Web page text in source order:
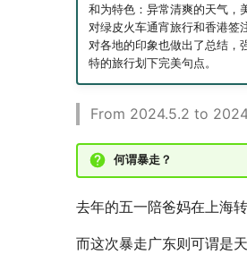
和为特色：异常清爽的天气，
对绿皮火车通宵旅行和香港签
对各地的印象也做出了总结，
特的旅行划下完美句点。
From 2024.5.2 to
何谓暴走？
去年的五一陪爸妈在上海
而这次暴走广东则可谓是